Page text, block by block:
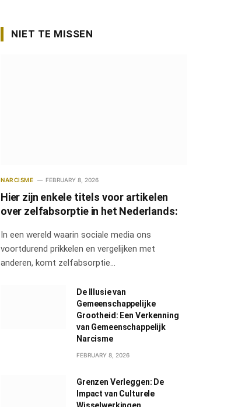
NIET TE MISSEN
NARCISME FEBRUARY 8, 2026
Hier zijn enkele titels voor artikelen
over zelfabsorptie in het Nederlands:
In een wereld waarin sociale media ons
voortdurend prikkelen en vergelijken met
anderen, komt zelfabsorptie…
De Illusie van
Gemeenschappelijke
Grootheid: Een Verkenning
van Gemeenschappelijk
Narcisme
FEBRUARY 8, 2026
Grenzen Verleggen: De
Impact van Culturele